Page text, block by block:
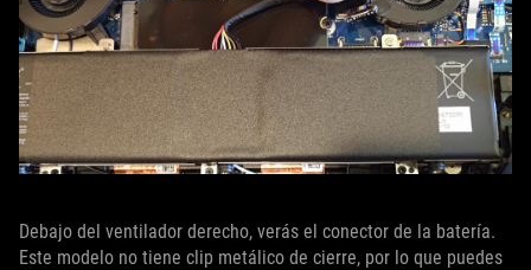
Debajo del ventilador derecho, verás el conector de la batería.
Este modelo no tiene clip metálico de cierre, por lo que puedes